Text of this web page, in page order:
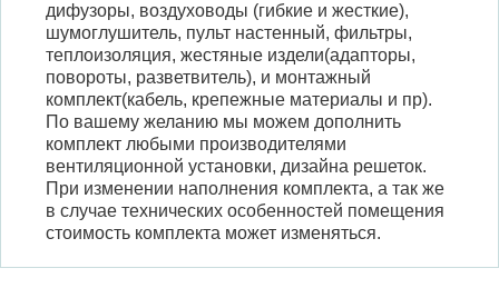
дифузоры, воздуховоды (гибкие и жесткие),
шумоглушитель, пульт настенный, фильтры,
теплоизоляция, жестяные издели(адапторы,
повороты, разветвитель), и монтажный
комплект(кабель, крепежные материалы и пр).
По вашему желанию мы можем дополнить
комплект любыми производителями
вентиляционной установки, дизайна решеток.
При изменении наполнения комплекта, а так же
в случае технических особенностей помещения
стоимость комплекта может изменяться.